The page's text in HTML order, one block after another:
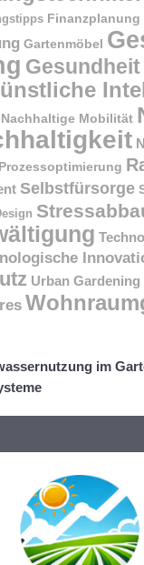
Finanzplanung
Gartenmöbel
Gesundheit
Nachhaltige Mobilität
Prozessoptimierung
Selbstfürsorge
Urban Gardening
im